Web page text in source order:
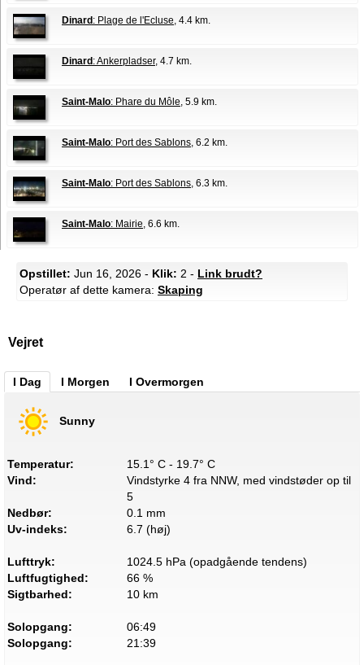
Dinard : Plage de l'Ecluse, 4.4 km.
Dinard : Ankerpladser, 4.7 km.
Saint-Malo: Phare du Môle, 5.9 km.
Saint-Malo: Port des Sablons, 6.2 km.
Saint-Malo: Port des Sablons, 6.3 km.
Saint-Malo: Mairie, 6.6 km.
Opstillet: Jun 16, 2026 - Klik: 2 - Link brudt?
Operatør af dette kamera: Skaping
Vejret
I Dag I Morgen I Overmorgen
Sunny
Temperatur:
15.1° C - 19.7° C
Vind:
Vindstyrke 4 fra NNW, med vindstøder op til
5
Nedbør:
0.1 mm
Uv-indeks:
6.7 (høj)
Lufttryk:
1024.5 hPa (opadgående tendens)
Luftfugtighed:
66 %
Sigtbarhed:
10 km
Solopgang:
06:49
Solopgang:
21:39